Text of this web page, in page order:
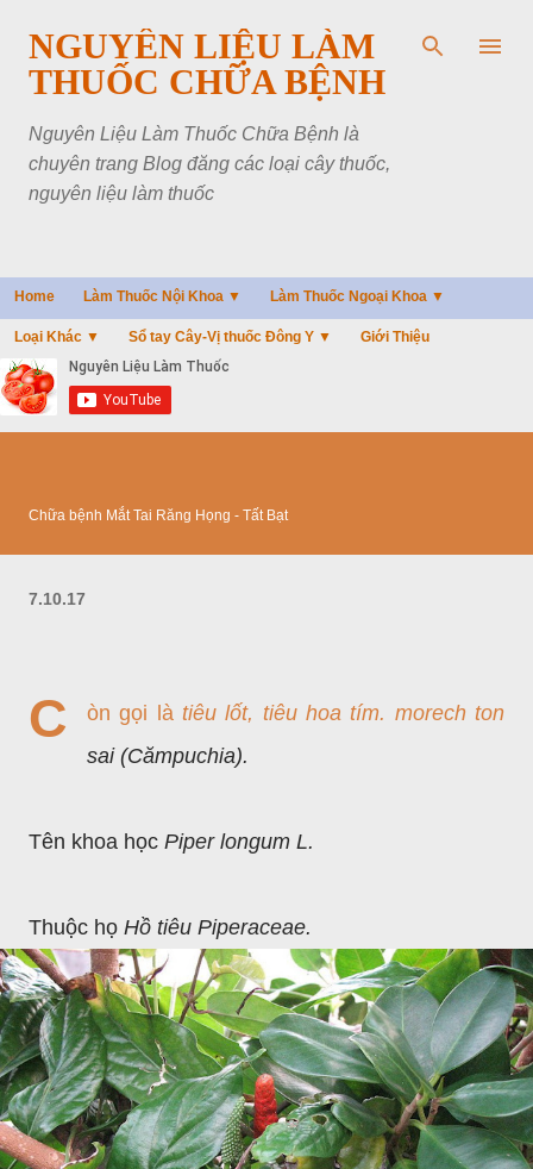
Chuyển đến nội dung chính
NGUYÊN LIỆU LÀM
THUỐC CHỮA BỆNH
Nguyên Liệu Làm Thuốc Chữa Bệnh là
chuyên trang Blog đăng các loại cây thuốc,
nguyên liệu làm thuốc
Home Làm Thuốc Nội Khoa ▼ Làm Thuốc Ngoại Khoa ▼
Loại Khác ▼ Sổ tay Cây-Vị thuốc Đông Y ▼ Giới Thiệu
Chữa bệnh Mắt Tai Răng Họng - Tất Bạt
7.10.17
C òn gọi là tiêu lốt, tiêu hoa tím. morech ton
sai (Cămpuchia).
Tên khoa học Piper longum L.
Thuộc họ Hồ tiêu Piperaceae.